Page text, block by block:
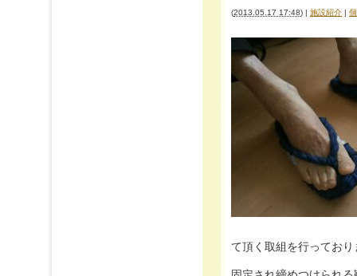
(2013.05.17 17:48) | 施設紹介 |
て頂く取組を行ってお